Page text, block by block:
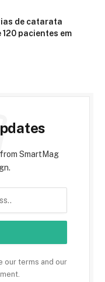
de catarata
pacientes em
SmartMag
our terms and our